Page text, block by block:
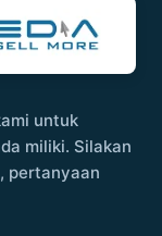
untuk
miliki. Silakan
pertanyaan